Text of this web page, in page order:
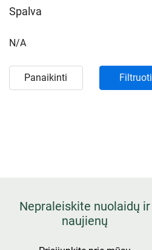
Spalva
N/A
Filtruoti
Panaikinti
Nepraleiskite nuolaidų ir
naujienų